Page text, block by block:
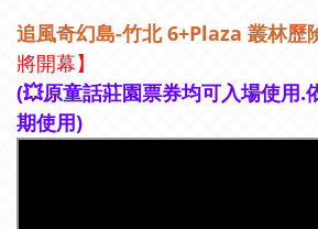
追風奇幻島-竹北 6+Plaza 叢林歷
將開幕】
(💥原童話莊園票券均可入場使用.
期使用)